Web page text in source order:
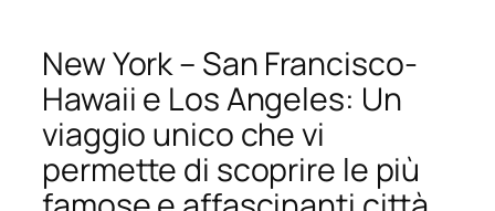
New York – San Francisco-
Hawaii e Los Angeles: Un
viaggio unico che vi
permette di scoprire le più